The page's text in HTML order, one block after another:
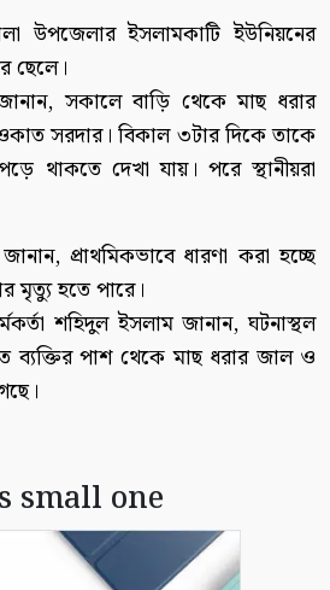
উপজেলার ইসলামকাটি ইউনিয়নের
ছেলে।
সকালে বাড়ি থেকে মাছ ধরার
সরদার। বিকাল ৩টার দিকে তাকে
থাকতে দেখা যায়। পরে স্থানীয়রা
প্রাথমিকভাবে ধারণা করা হচ্ছে
মৃত্যু হতে পারে।
শহিদুল ইসলাম জানান, ঘটনাস্থল
ব্যক্তির পাশ থেকে মাছ ধরার জাল ও
small one